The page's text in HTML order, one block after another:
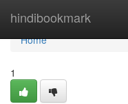
hindibookmark
Home
Home
1